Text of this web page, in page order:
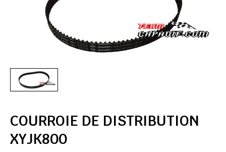
COURROIE DE DISTRIBUTION
XYJK800